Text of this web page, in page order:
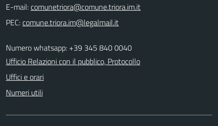
E-mail:
PEC:
Numero whatsapp: +39 345 840 0040
Ufficio Relazioni con il pubblico, Protocollo
Uffici e orari
Numeri utili